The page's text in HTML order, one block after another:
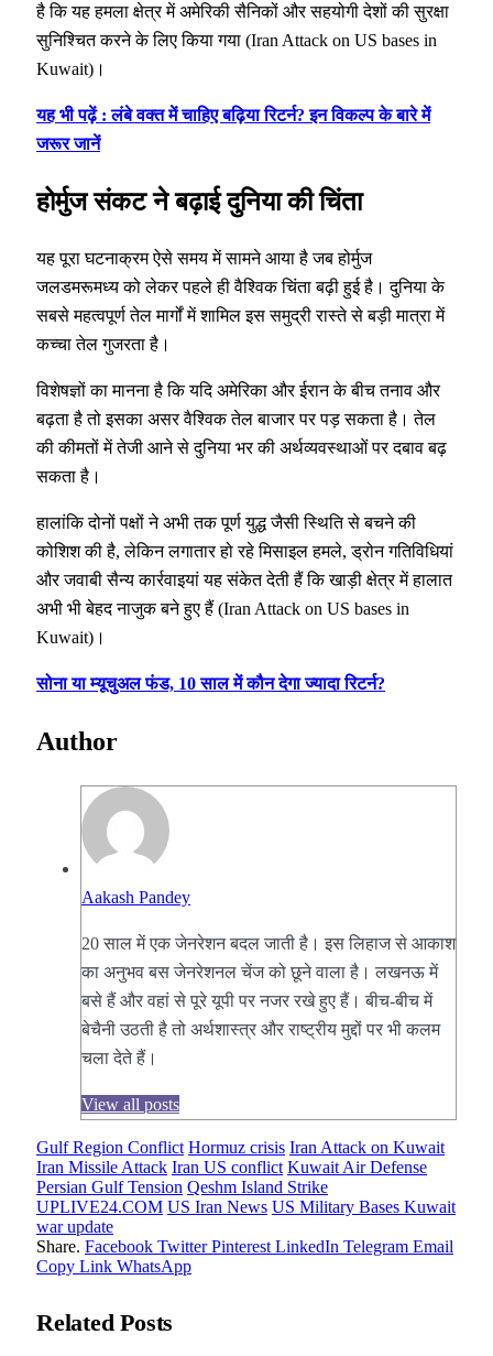
है कि यह हमला क्षेत्र में अमेरिकी सैनिकों और सहयोगी देशों की सुरक्षा
सुनिश्चित करने के लिए किया गया (Iran Attack on US bases in
Kuwait)।
यह भी पढ़ें : लंबे वक्त में चाहिए बढ़िया रिटर्न? इन विकल्प के बारे में
जरूर जानें
होर्मुज संकट ने बढ़ाई दुनिया की चिंता
यह पूरा घटनाक्रम ऐसे समय में सामने आया है जब होर्मुज
जलडमरूमध्य को लेकर पहले ही वैश्विक चिंता बढ़ी हुई है। दुनिया के
सबसे महत्वपूर्ण तेल मार्गों में शामिल इस समुद्री रास्ते से बड़ी मात्रा में
कच्चा तेल गुजरता है।
विशेषज्ञों का मानना है कि यदि अमेरिका और ईरान के बीच तनाव और
बढ़ता है तो इसका असर वैश्विक तेल बाजार पर पड़ सकता है। तेल
की कीमतों में तेजी आने से दुनिया भर की अर्थव्यवस्थाओं पर दबाव बढ़
सकता है।
हालांकि दोनों पक्षों ने अभी तक पूर्ण युद्ध जैसी स्थिति से बचने की
कोशिश की है, लेकिन लगातार हो रहे मिसाइल हमले, ड्रोन गतिविधियां
और जवाबी सैन्य कार्रवाइयां यह संकेत देती हैं कि खाड़ी क्षेत्र में हालात
अभी भी बेहद नाजुक बने हुए हैं (Iran Attack on US bases in
Kuwait)।
सोना या म्यूचुअल फंड, 10 साल में कौन देगा ज्यादा रिटर्न?
Author
Aakash Pandey
20 साल में एक जेनरेशन बदल जाती है। इस लिहाज से आकाश
का अनुभव बस जेनरेशनल चेंज को छूने वाला है। लखनऊ में
बसे हैं और वहां से पूरे यूपी पर नजर रखे हुए हैं। बीच-बीच में
बेचैनी उठती है तो अर्थशास्त्र और राष्ट्रीय मुद्दों पर भी कलम
चला देते हैं।
View all posts
Gulf Region Conflict Hormuz crisis Iran Attack on Kuwait
Iran Missile Attack Iran US conflict Kuwait Air Defense
Persian Gulf Tension Qeshm Island Strike
UPLIVE24.COM US Iran News US Military Bases Kuwait
war update
Share. Facebook Twitter Pinterest LinkedIn Telegram Email
Copy Link WhatsApp
RelatedPosts